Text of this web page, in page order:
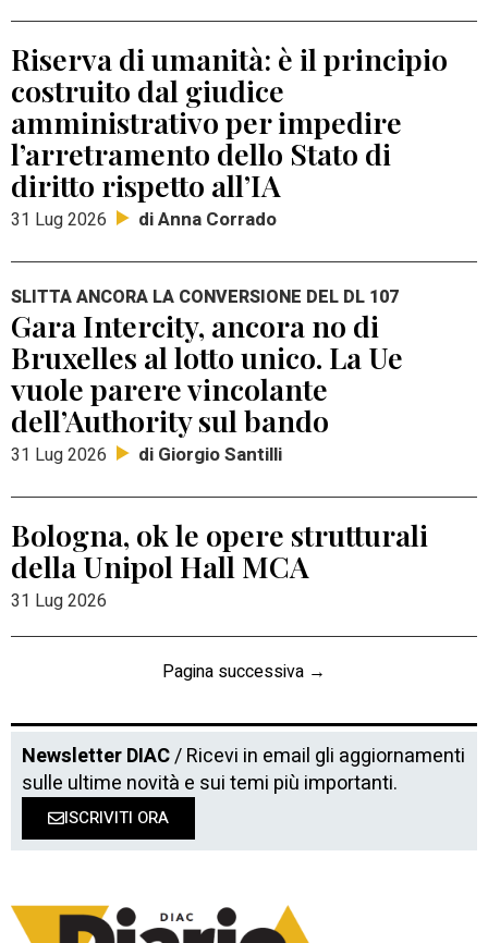
Riserva di umanità: è il principio
costruito dal giudice
amministrativo per impedire
l’arretramento dello Stato di
diritto rispetto all’IA
31 Lug 2026 di Anna Corrado
SLITTA ANCORA LA CONVERSIONE DEL DL 107
Gara Intercity, ancora no di
Bruxelles al lotto unico. La Ue
vuole parere vincolante
dell’Authority sul bando
31 Lug 2026 di Giorgio Santilli
Bologna, ok le opere strutturali
della Unipol Hall MCA
31 Lug 2026
Pagina successiva →
Newsletter DIAC/ Ricevi in email gli aggiornamenti
sulle ultime novità e sui temi più importanti.
ISCRIVITI ORA